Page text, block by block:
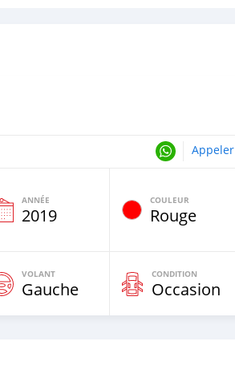
Appeler
ANNÉE
2019
COULEUR
Rouge
VOLANT
Gauche
CONDITION
Occasion